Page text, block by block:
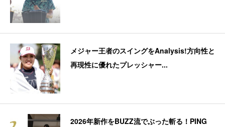
メジャー王者のスイングをAnalysis!方向性と
再現性に優れたプレッシャー...
2026年新作をBUZZ流でぶった斬る！PING